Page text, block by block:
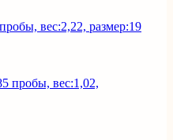
вес:2,22, размер:19